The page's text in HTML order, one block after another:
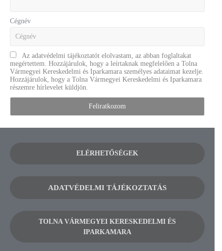
Cégnév
Az adatvédelmi tájékoztatót elolvastam, az abban foglaltakat
megértettem. Hozzájárulok, hogy a leírtaknak megfelelően a Tolna
Vármegyei Kereskedelmi és Iparkamara személyes adataimat kezelje.
Hozzájárulok, hogy a Tolna Vármegyei Kereskedelmi és Iparkamara
részemre hírlevelet küldjön.
ELÉRHETŐSÉGEK
ADATVÉDELMI TÁJÉKOZTATÁS
TOLNA VÁRMEGYEI KERESKEDELMI ÉS
IPARKAMARA